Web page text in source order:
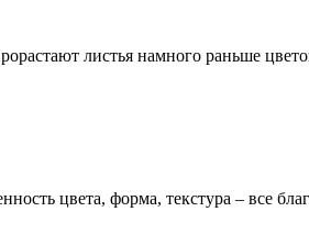
листья намного раньше
цвета, форма, текстура – все